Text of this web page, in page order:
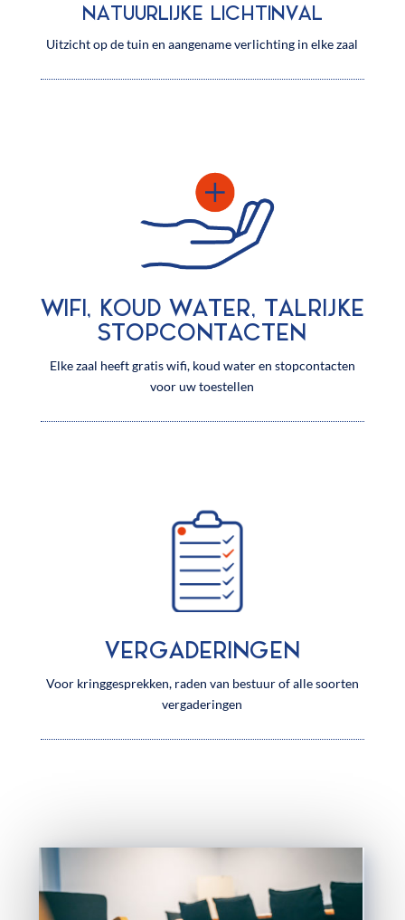
NATUURLIJKE LICHTINVAL
Uitzicht op de tuin en aangename verlichting in elke zaal
WIFI, KOUD WATER, TALRIJKE
STOPCONTACTEN
Elke zaal heeft gratis wifi, koud water en stopcontacten
voor uw toestellen
VERGADERINGEN
Voor kringgesprekken, raden van bestuur of alle soorten
vergaderingen